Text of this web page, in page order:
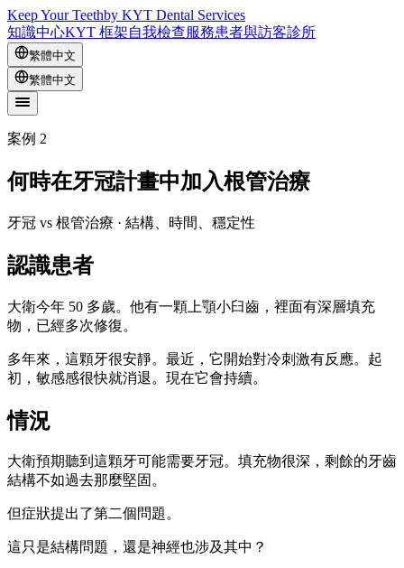
Keep Your Teethby KYT Dental Services
知識中心KYT 框架自我檢查服務患者與訪客診所
繁體中文
繁體中文
案例 2
何時在牙冠計畫中加入根管治療
牙冠 vs 根管治療 · 結構、時間、穩定性
認識患者
大衛今年 50 多歲。他有一顆上顎小臼齒，裡面有深層填充
物，已經多次修復。
多年來，這顆牙很安靜。最近，它開始對冷刺激有反應。起
初，敏感感很快就消退。現在它會持續。
情況
大衛預期聽到這顆牙可能需要牙冠。填充物很深，剩餘的牙齒
結構不如過去那麼堅固。
但症狀提出了第二個問題。
這只是結構問題，還是神經也涉及其中？